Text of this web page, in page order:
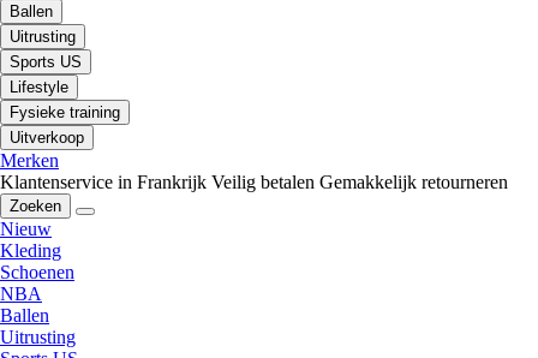
Ballen
Uitrusting
Sports US
Lifestyle
Fysieke training
Uitverkoop
Merken
Klantenservice in Frankrijk Veilig betalen Gemakkelijk retourneren
Zoeken
Nieuw
Kleding
Schoenen
NBA
Ballen
Uitrusting